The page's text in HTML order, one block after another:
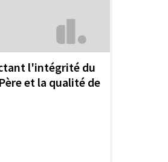
l'intégrité du
et la qualité de